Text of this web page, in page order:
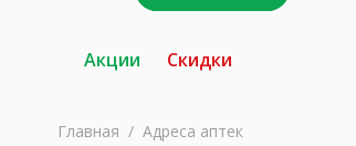
Акции Скидки
Главная / Адреса аптек